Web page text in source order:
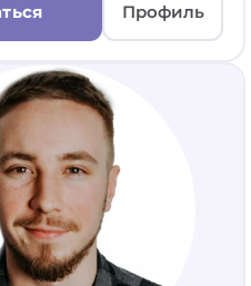
Профиль